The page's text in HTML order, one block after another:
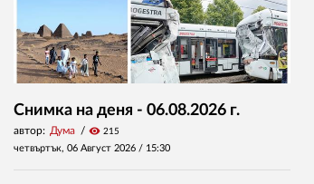
Снимка на деня - 06.08.2026 г.
автор: Дума visibility 215
четвъртък, 06 Август 2026 / 15:30